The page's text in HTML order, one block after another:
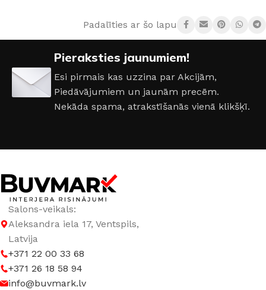
Padalīties ar šo lapu:
Pieraksties jaunumiem!
Esi pirmais kas uzzina par Akcijām,
Piedāvājumiem un jaunām precēm.
Nekāda spama, atrakstīšanās vienā klikšķī.
Salons-veikals:
Aleksandra iela 17, Ventspils,
Latvija
+371 22 00 33 68
+371 26 18 58 94
info@buvmark.lv